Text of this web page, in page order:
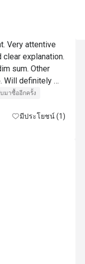
Very attentive
explanation.
sum. Other
Will definitely
come again.
มาซื้ออีกครั้ง
มีประโยชน์ (1)